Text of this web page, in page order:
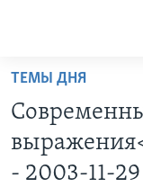
Перейти
основной
контент
Перейти
ПРОГРАММЫ
ПРОЕКТЫ
ТЕМЫ ДНЯ
- 2003-11-29